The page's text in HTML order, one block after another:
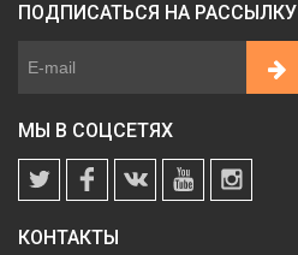
ПОДПИСАТЬСЯ НА РАССЫЛКУ
МЫ В СОЦСЕТЯХ
КОНТАКТЫ